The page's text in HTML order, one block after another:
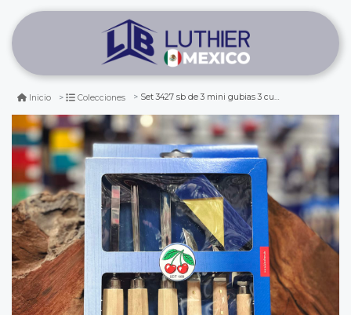
Inicio Colecciones Set 3427 sb de 3 mini gubias 3 cuchillos y 1 piedra two cherries para xilografia y tallado